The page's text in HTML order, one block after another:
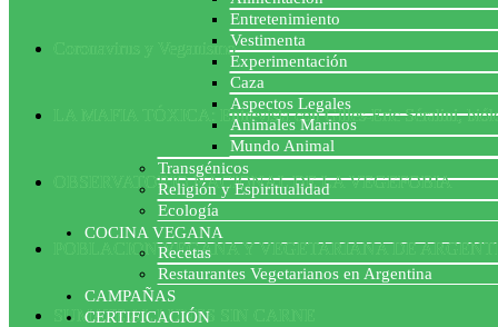
Coronavirus y Veganismo
LA MAFIA TÓXICA: Entrevista con Gilles-Eric Séralini,
OBSERVATORIO NACIONAL DE LA VEGEFOBIA
POBLACION VEGANA Y VEGETARIANA DE
SUMATE AL LUNES SIN CARNE
Entretenimiento
Vestimenta
Experimentación
Caza
Aspectos Legales
Animales Marinos
Mundo Animal
Transgénicos
Religión y Espiritualidad
Ecología
COCINA VEGANA
Recetas
Restaurantes Vegetarianos en Argentina
CAMPAÑAS
CERTIFICACIÓN